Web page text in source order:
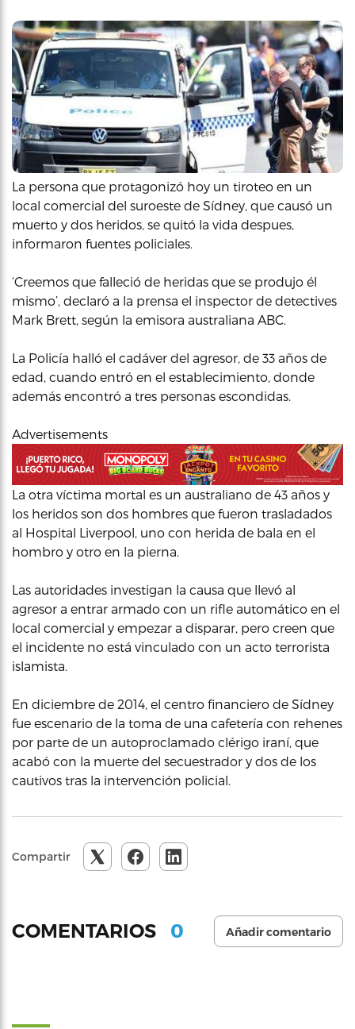
La persona que protagonizó hoy un tiroteo en un
local comercial del suroeste de Sídney, que causó un
muerto y dos heridos, se quitó la vida despues,
informaron fuentes policiales.
‘Creemos que falleció de heridas que se produjo él
mismo’, declaró a la prensa el inspector de detectives
Mark Brett, según la emisora australiana ABC.
La Policía halló el cadáver del agresor, de 33 años de
edad, cuando entró en el establecimiento, donde
además encontró a tres personas escondidas.
Advertisements
La otra víctima mortal es un australiano de 43 años y
los heridos son dos hombres que fueron trasladados
al Hospital Liverpool, uno con herida de bala en el
hombro y otro en la pierna.
Las autoridades investigan la causa que llevó al
agresor a entrar armado con un rifle automático en el
local comercial y empezar a disparar, pero creen que
el incidente no está vinculado con un acto terrorista
islamista.
En diciembre de 2014, el centro financiero de Sídney
fue escenario de la toma de una cafetería con rehenes
por parte de un autoproclamado clérigo iraní, que
acabó con la muerte del secuestrador y dos de los
cautivos tras la intervención policial.
Compartir
COMENTARIOS 0 Añadir comentario